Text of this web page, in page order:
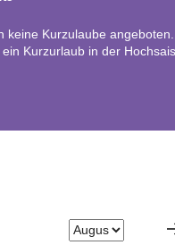
keine Kurzulaube
Kurzurlaub in der